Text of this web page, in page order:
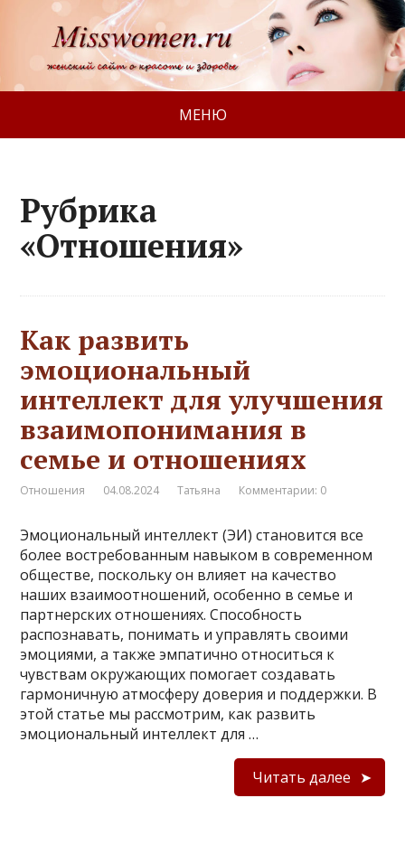
МЕНЮ
Рубрика
«Отношения»
Как развить
эмоциональный
интеллект для улучшения
взаимопонимания в
семье и отношениях
Отношения 04.08.2024 Татьяна Комментарии: 0
Эмоциональный интеллект (ЭИ) становится все
более востребованным навыком в современном
обществе, поскольку он влияет на качество
наших взаимоотношений, особенно в семье и
партнерских отношениях. Способность
распознавать, понимать и управлять своими
эмоциями, а также эмпатично относиться к
чувствам окружающих помогает создавать
гармоничную атмосферу доверия и поддержки. В
этой статье мы рассмотрим, как развить
эмоциональный интеллект для …
Читать далее